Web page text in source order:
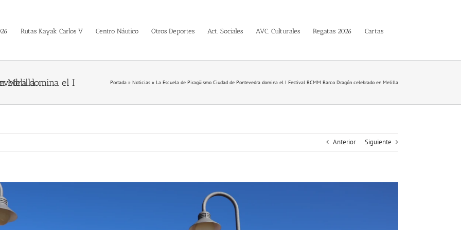
Rutas Kayak Carlos V Centro Náutico Otros Deportes Act. Sociales AVC. Culturales Regatas 2026 Cartas
en Melilla Portada » Noticias » La Escuela de Piragüismo Ciudad de Pontevedra domina el I Festival RCMM Barco Dragón celebrado en Melilla
Anterior Siguiente